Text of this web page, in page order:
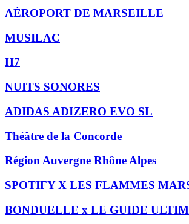
AÉROPORT DE MARSEILLE
MUSILAC
H7
NUITS SONORES
ADIDAS ADIZERO EVO SL
Théâtre de la Concorde
Région Auvergne Rhône Alpes
SPOTIFY X LES FLAMMES
BONDUELLE x LE GUIDE